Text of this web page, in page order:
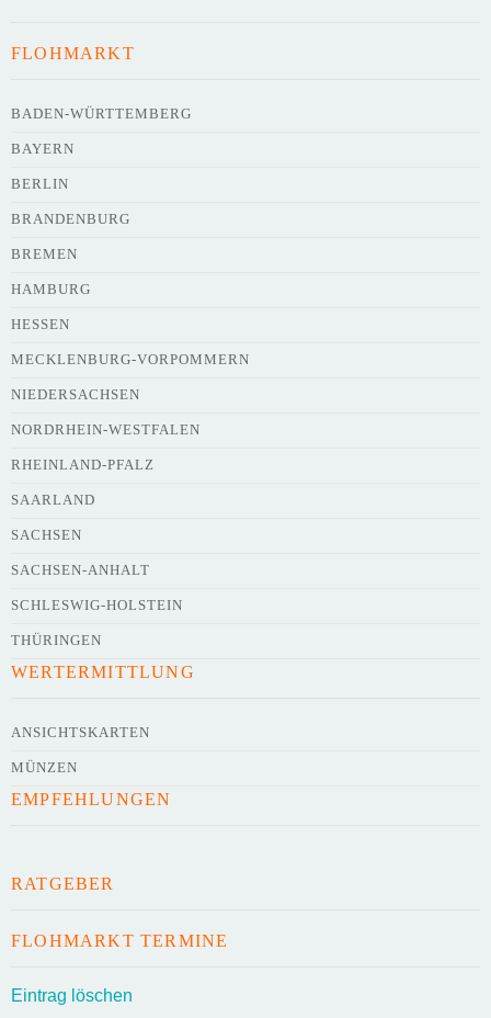
FLOHMARKT
BADEN-WÜRTTEMBERG
BAYERN
BERLIN
BRANDENBURG
BREMEN
HAMBURG
HESSEN
MECKLENBURG-VORPOMMERN
NIEDERSACHSEN
NORDRHEIN-WESTFALEN
RHEINLAND-PFALZ
SAARLAND
SACHSEN
SACHSEN-ANHALT
SCHLESWIG-HOLSTEIN
THÜRINGEN
WERTERMITTLUNG
ANSICHTSKARTEN
MÜNZEN
EMPFEHLUNGEN
RATGEBER
FLOHMARKT TERMINE
Eintrag löschen